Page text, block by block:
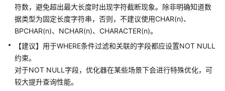
范
字
计
规
符数，避免超出最大长度时出现字符截断现象。除非明确知道数
据类型为固定长度字符串，否则，不建议使用CHAR(n)、
BPCHAR(n)、NCHAR(n)、CHARACTER(n)。
【建议】用于WHERE条件过滤和关联的字段都应设置NOT NULL
约束。
对于NOT NULL字段，优化器在某些场景下会进行特殊优化，可
较大提升查询性能。